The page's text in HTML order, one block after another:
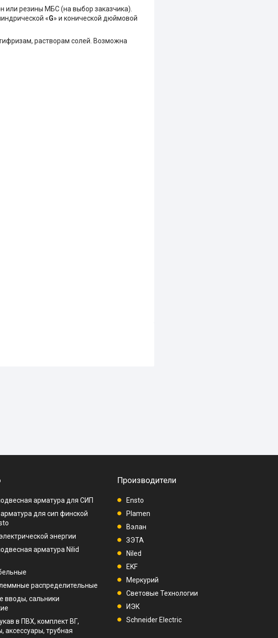
или резины МБС (на выбор заказчика).
«G» и конической дюймовой
растворам солей. Возможна
арматура для СИП
для сип финской
энергии
арматура Nilid
распределительные
вводы, сальники
в ПВХ, комплект ВГ,
аксессуары, трубная
Производители
Ensto
Plamen
Вэлан
ЗЭТА
Niled
EKF
Меркурий
Световые Технологии
ИЭК
Schneider Electric